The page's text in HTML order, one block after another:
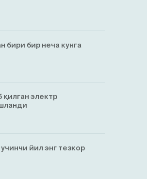
бири бир неча кунга
электр
йил энг тезкор